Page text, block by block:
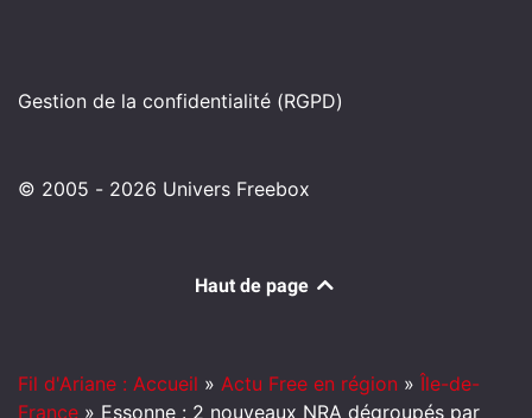
Gestion de la confidentialité (RGPD)
© 2005 - 2026 Univers Freebox
Haut de page
Fil d'Ariane : Accueil » Actu Free en région » Île-de-
France » Essonne : 2 nouveaux NRA dégroupés par